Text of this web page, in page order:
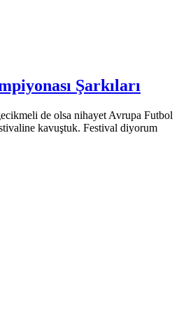
Şarkıları
de olsa nihayet Avrupa Futbol
kavuştuk. Festival diyorum